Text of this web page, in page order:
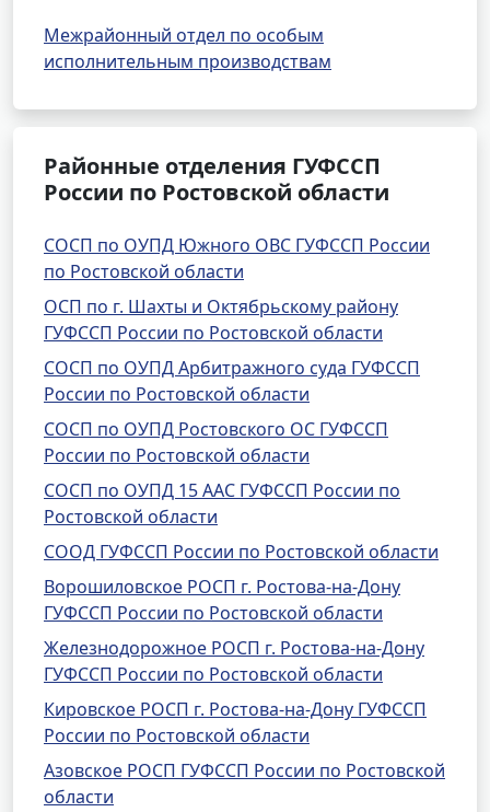
Межрайонный отдел по особым
исполнительным производствам
Районные отделения ГУФССП
России по Ростовской области
СОСП по ОУПД Южного ОВС ГУФССП России
по Ростовской области
ОСП по г. Шахты и Октябрьскому району
ГУФССП России по Ростовской области
СОСП по ОУПД Арбитражного суда ГУФССП
России по Ростовской области
СОСП по ОУПД Ростовского ОС ГУФССП
России по Ростовской области
СОСП по ОУПД 15 ААС ГУФССП России по
Ростовской области
СООД ГУФССП России по Ростовской области
Ворошиловское РОСП г. Ростова-на-Дону
ГУФССП России по Ростовской области
Железнодорожное РОСП г. Ростова-на-Дону
ГУФССП России по Ростовской области
Кировское РОСП г. Ростова-на-Дону ГУФССП
России по Ростовской области
Азовское РОСП ГУФССП России по Ростовской
области